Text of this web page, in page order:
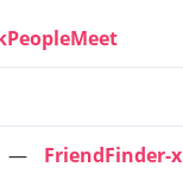
FriendFinder-x